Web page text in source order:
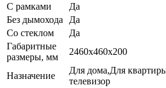
С рамками
Да
Без дымохода
Да
Со стеклом
Да
Габаритные
размеры, мм
2460х460х200
Назначение
Для дома,Для
телевизор